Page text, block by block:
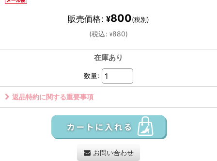
販売価格: ¥800(税別)
(税込: ¥880)
在庫あり
数量:
返品特約に関する重要事項
お問い合わせ